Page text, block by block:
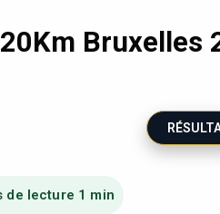
20Km Bruxelles